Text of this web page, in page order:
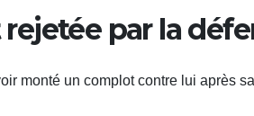
par la
monté un complot contre lui après